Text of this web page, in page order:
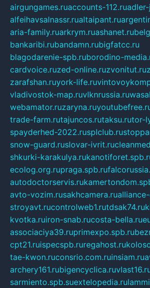
airgungames.ruaccounts-112.ru
alfeihavsalnassr.rualtaipant.ru
aria-family.ruarkrym.ruashanet.ru
bankaribi.rubandamn.rubigfatcc.ru
blagodarenie-spb.ruborodino-
cardvoice.ruzed-online.ruzvonitut.ru
zarafshan.ruyork-life.ru
vladivostok-map.ruvlknrussia.ru
webamator.ruzaryna.ru
trade-farm.rutajuncos.rutaksu.rutor-
spayderhed-2022.rusplclub.ru
snow-guard.ruslovar-ivrit.ru
shkurki-karakulya.ru
ecolog.org.rupraga.spb.ru
autodoctorservis.ru
avto-vozim.rusakhcamera.ru
stroyavt.rucontrolweb1.rutdsak74.ru
kvotka.ruiron-snab.rucosta-bella.ru
associaciya39.ruprimexpo.spb.ru
cpt21.ruispecspb.ruregahost.ru
tae-kwon.ruconsrio.com.ruinsiam.ru
archery161.rubigencyclica.ru
sarmiento.spb.suextelopedia.ru